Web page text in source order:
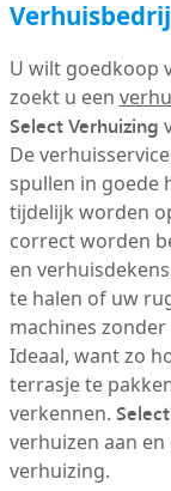
U wilt goedkoop
zoekt u een
Select Verhuizing
De
spullen in goede
tijdelijk worden
correct worden
en
te halen of uw
machines
Ideaal, want zo
terrasje te
verkennen.
verhuizen aan
verhuizing.